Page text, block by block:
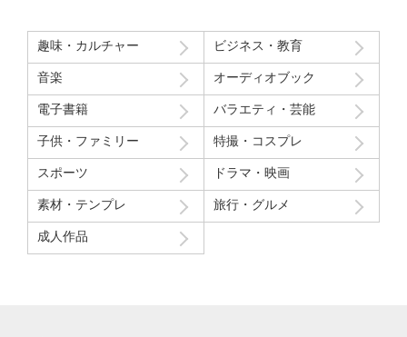
価格の安い順
価格の高い順
月間ランキング
年間ランキング
趣味・カルチャー ビジネス・教育
音楽 オーディオブック
電子書籍 バラエティ・芸能
子供・ファミリー 特撮・コスプレ
スポーツ ドラマ・映画
素材・テンプレ 旅行・グルメ
成人作品